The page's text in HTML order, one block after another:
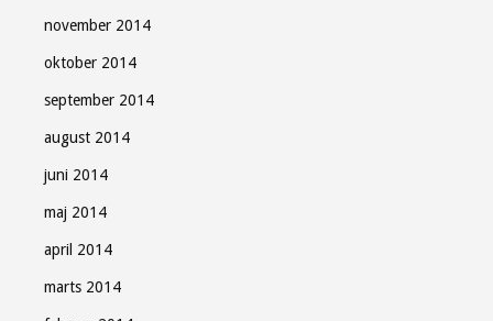
november 2014
oktober 2014
september 2014
august 2014
juni 2014
maj 2014
april 2014
marts 2014